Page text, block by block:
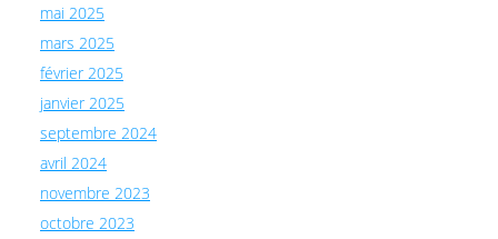
mai 2025
mars 2025
février 2025
janvier 2025
septembre 2024
avril 2024
novembre 2023
octobre 2023